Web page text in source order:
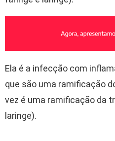
Ela é a infecção com
que são uma ramificação
vez é uma ramificação da
laringe).